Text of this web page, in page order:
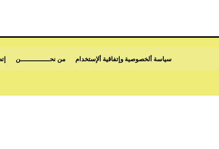
سياسة ألخصوصية وإتفاقية ألإستخدام من نحـــــــــــــــن